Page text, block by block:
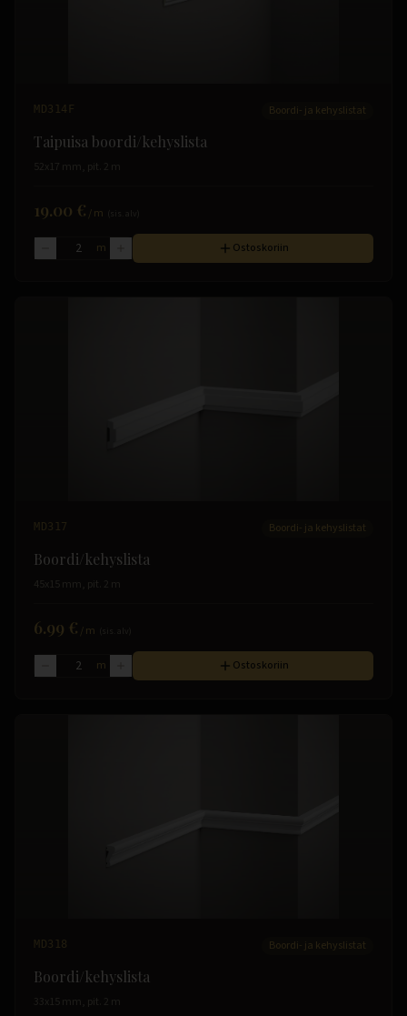
MD314F Boordi- ja kehyslistat
Taipuisa boordi/kehyslista
52x17 mm, pit. 2 m
19.00 € /m
m Ostoskoriin
MD317 Boordi- ja kehyslistat
Boordi/kehyslista
45x15 mm, pit. 2 m
6.99 € /m
m Ostoskoriin
MD318 Boordi- ja kehyslistat
Boordi/kehyslista
33x15 mm, pit. 2 m